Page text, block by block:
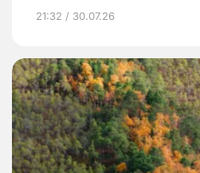
21:32 / 30.07.26